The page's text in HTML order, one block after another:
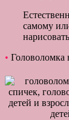
самому
• Головоломка